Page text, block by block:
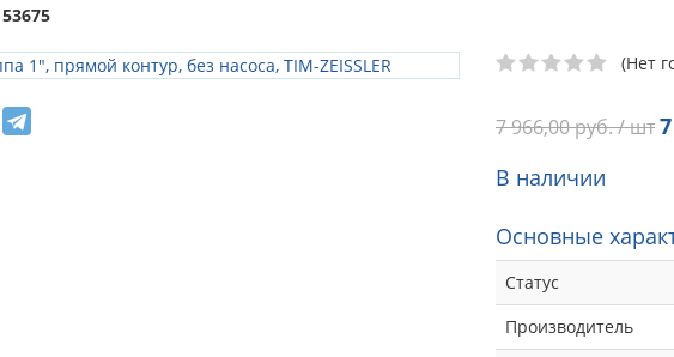
53675
(Нет
7 966,00руб. / шт
В наличии
Основные
Статус
Производитель